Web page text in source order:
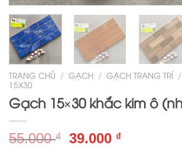
TRANG CHỦ / GẠCH / GẠCH TRANG TRÍ /
15X30
Gạch 15×30 khắc kim ô
55.000₫
Giá
39.000 ₫Giá